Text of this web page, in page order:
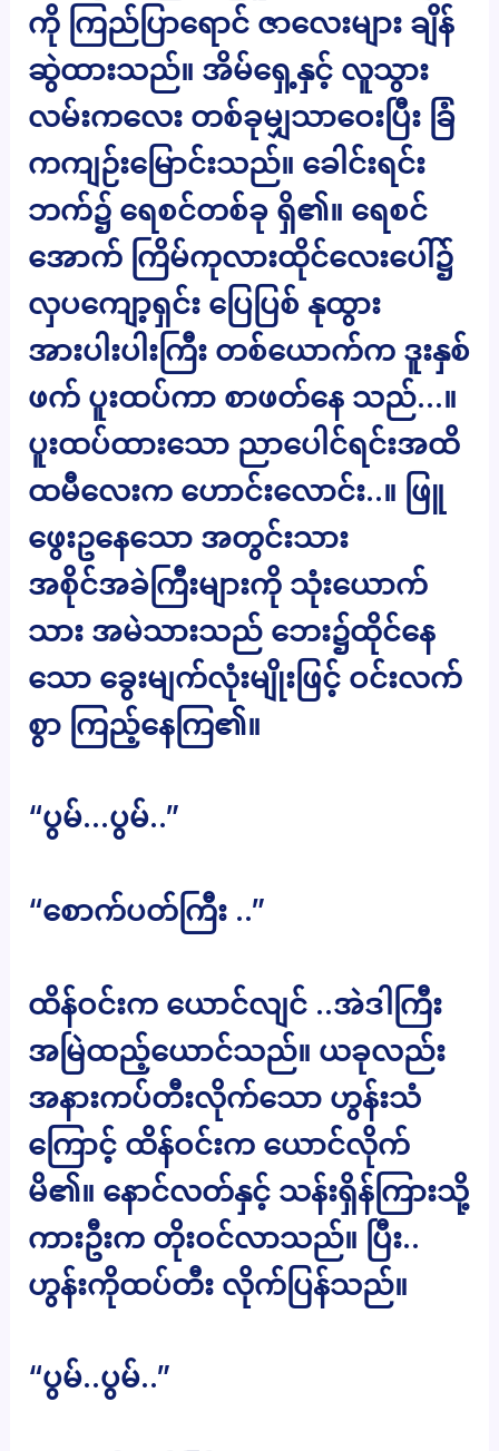
ကို ကြည်ပြာရောင် ဇာလေးများ ချိန်
ဆွဲထားသည်။ အိမ်ရှေ့နှင့် လူသွား
လမ်းကလေး တစ်ခုမျှသာဝေးပြီး ခြံ
ကကျဉ်းမြောင်းသည်။ ခေါင်းရင်း
ဘက်၌ ရေစင်တစ်ခု ရှိ၏။ ရေစင်
အောက် ကြိမ်ကုလားထိုင်လေးပေါ်၌
လှပကျော့ရှင်း ပြေပြစ် နုထွား
အားပါးပါးကြီး တစ်ယောက်က ဒူးနှစ်
ဖက် ပူးထပ်ကာ စာဖတ်နေ သည်…။
ပူးထပ်ထားသော ညာပေါင်ရင်းအထိ
ထမီလေးက ဟောင်းလောင်း..။ ဖြူ
ဖွေးဥနေသော အတွင်းသား
အစိုင်အခဲကြီးများကို သုံးယောက်
သား အမဲသားသည် ဘေး၌ထိုင်နေ
သော ခွေးမျက်လုံးမျိုးဖြင့် ဝင်းလက်
စွာ ကြည့်နေကြ၏။
“ပွမ်…ပွမ်..”
“စောက်ပတ်ကြီး ..”
ထိန်ဝင်းက ယောင်လျင် ..အဲဒါကြီး
အမြဲထည့်ယောင်သည်။ ယခုလည်း
အနားကပ်တီးလိုက်သော ဟွန်းသံ
ကြောင့် ထိန်ဝင်းက ယောင်လိုက်
မိ၏။ နောင်လတ်နှင့် သန်းရှိန်ကြားသို့
ကားဦးက တိုးဝင်လာသည်။ ပြီး..
ဟွန်းကိုထပ်တီး လိုက်ပြန်သည်။
“ပွမ်..ပွမ်..”